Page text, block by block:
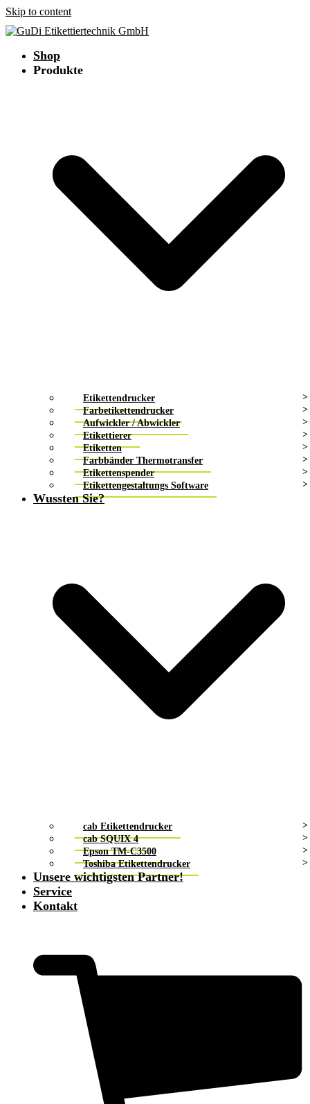
Skip to content
Shop
Produkte
Etikettendrucker
Farbetikettendrucker
Aufwickler / Abwickler
Etikettierer
Etiketten
Farbbänder Thermotransfer
Etikettenspender
Etikettengestaltungs Software
Wussten Sie?
cab Etikettendrucker
cab SQUIX 4
Epson TM-C3500
Toshiba Etikettendrucker
Unsere wichtigsten Partner!
Service
Kontakt